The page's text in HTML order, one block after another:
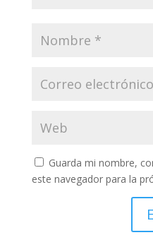
Guarda mi nombre,
este navegador para la